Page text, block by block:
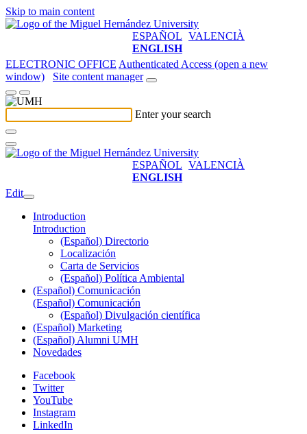
Skip to main content
ESPAÑOL VALENCIÀ
ENGLISH
ELECTRONIC OFFICE Authenticated Access (open a new
window)
Site content manager
Enter your search
ESPAÑOL VALENCIÀ
ENGLISH
Edit
Introduction
Introduction
(Español) Directorio
Localización
Carta de Servicios
(Español) Política Ambiental
(Español) Comunicación
(Español) Comunicación
(Español) Divulgación científica
(Español) Marketing
(Español) Alumni UMH
Novedades
Facebook
Twitter
YouTube
Instagram
LinkedIn